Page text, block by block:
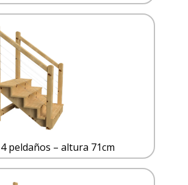
4 peldaños – altura 71cm